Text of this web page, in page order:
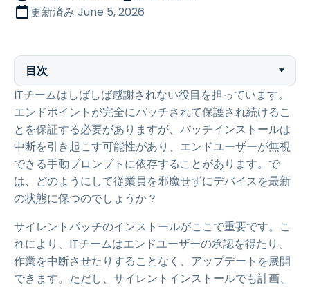
更新済み June 5, 2026
目次
ITチームはしばしば感謝されない役目を担っています。
エンドポイントが完全にパッチされて保護され続けるこ
とを保証する必要がありますが、パッチインストールは
中断を引き起こす可能性があり、エンドユーザーが無視
できる手動プロンプトに依存することがあります。で
は、どのようにして従業員を邪魔せずにデバイスを最新
の状態に保つのでしょうか？
サイレントパッチのインストールがここで重要です。こ
れにより、ITチームはエンドユーザーの承認を得たり、
作業を中断させたりすることなく、アップデートを展開
できます。ただし、サイレントインストールでも計画、